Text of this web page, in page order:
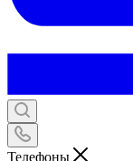
Телефоны